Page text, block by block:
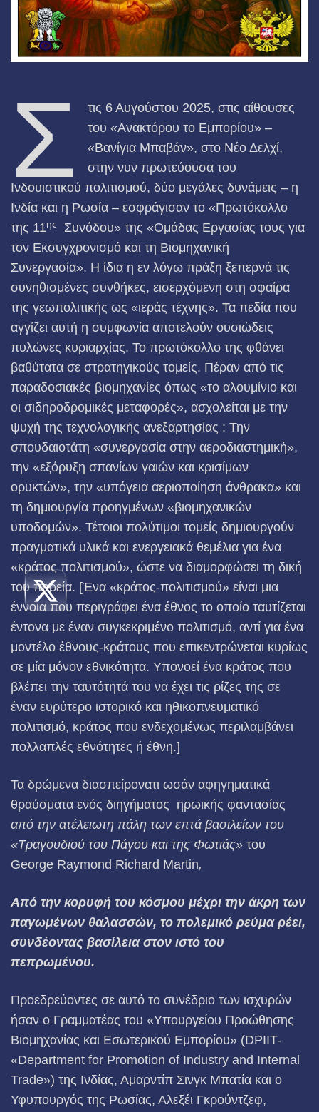
Σ
τις 6 Αυγούστου 2025, στις αίθουσες
του «Ανακτόρου το Εμπορίου» –
«Βανίγια Μπαβάν», στο Νέο Δελχί,
στην νυν πρωτεύουσα του
Ινδουιστικού πολιτισμού, δύο μεγάλες δυνάμεις – η
Ινδία και η Ρωσία – εσφράγισαν το «Πρωτόκολλο
της 11ης
Συνόδου» της «Ομάδας Εργασίας τους για
τον Εκσυγχρονισμό και τη Βιομηχανική
Συνεργασία». Η ίδια η εν λόγω πράξη ξεπερνά τις
συνηθισμένες συνθήκες, εισερχόμενη στη σφαίρα
της γεωπολιτικής ως «ιεράς τέχνης». Τα πεδία που
αγγίζει αυτή η συμφωνία αποτελούν ουσιώδεις
πυλώνες κυριαρχίας. Το πρωτόκολλο της φθάνει
βαθύτατα σε στρατηγικούς τομείς. Πέραν από τις
παραδοσιακές βιομηχανίες όπως «το αλουμίνιο και
οι σιδηροδρομικές μεταφορές», ασχολείται με την
ψυχή της τεχνολογικής ανεξαρτησίας : Την
σπουδαιοτάτη «συνεργασία στην αεροδιαστημική»,
την «εξόρυξη σπανίων γαιών και κρισίμων
ορυκτών», την «υπόγεια αεριοποίηση άνθρακα» και
τη δημιουργία προηγμένων «βιομηχανικών
υποδομών». Τέτοιοι πολύτιμοι τομείς δημιουργούν
πραγματικά υλικά και ενεργειακά θεμέλια για ένα
«κράτος πολιτισμού», ώστε να διαμορφώσει τη δική
του πορεία. [Ένα «κράτος-πολιτισμού» είναι μια
έννοια που περιγράφει ένα έθνος το οποίο ταυτίζεται
έντονα με έναν συγκεκριμένο πολιτισμό, αντί για ένα
μοντέλο έθνους-κράτους που επικεντρώνεται κυρίως
σε μία μόνον εθνικότητα. Υπονοεί ένα κράτος που
βλέπει την ταυτότητά του να έχει τις ρίζες της σε
έναν ευρύτερο ιστορικό και ηθικοπνευματικό
πολιτισμό, κράτος που ενδεχομένως περιλαμβάνει
πολλαπλές εθνότητες ή έθνη.]
Τα δρώμενα διασπείρονατι ωσάν αφηγηματικά
θραύσματα ενός διηγήματος ηρωικής φαντασίας
από την ατέλειωτη πάλη των επτά βασιλείων του
«Τραγουδιού του Πάγου και της Φωτιάς» του
George Raymond Richard Martin,
Από την κορυφή του κόσμου μέχρι την άκρη των
παγωμένων θαλασσών, το πολεμικό ρεύμα ρέει,
συνδέοντας βασίλεια στον ιστό του
πεπρωμένου.
Προεδρεύοντες σε αυτό το συνέδριο των ισχυρών
ήσαν ο Γραμματέας του «Υπουργείου Προώθησης
Βιομηχανίας και Εσωτερικού Εμπορίου» (DPIIT-
«Department for Promotion of Industry and Internal
Trade») της Ινδίας, Αμαρντίπ Σινγκ Μπατία και ο
Υφυπουργός της Ρωσίας, Αλεξέι Γκρούντζεφ,